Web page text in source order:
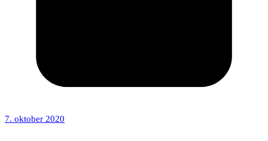
7. oktober 2020